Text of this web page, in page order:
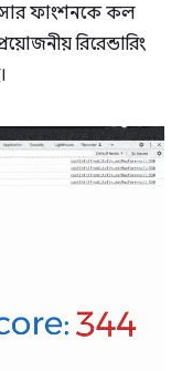
ফাংশনকে কল
রিরেন্ডারিং